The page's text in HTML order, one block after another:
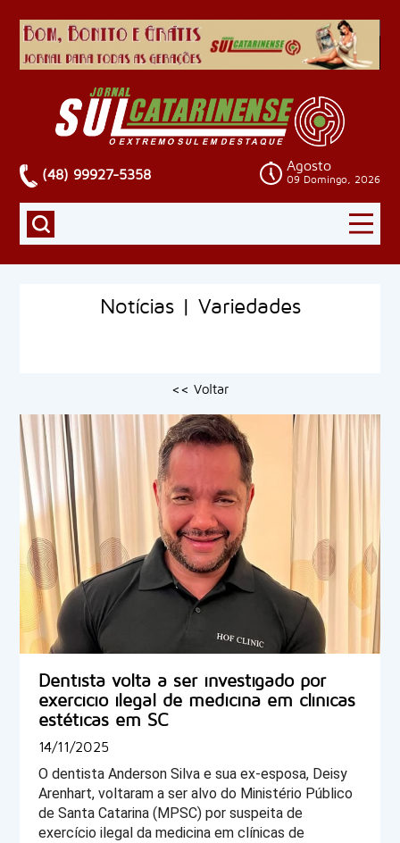
(48) 99927-5358
Agosto
09 Domingo, 2026
Notícias | Variedades
<< Voltar
Dentista volta a ser investigado por
exercício ilegal de medicina em clínicas
estéticas em SC
14/11/2025
O dentista Anderson Silva e sua ex-esposa, Deisy
Arenhart, voltaram a ser alvo do Ministério Público
de Santa Catarina (MPSC) por suspeita de
exercício ilegal da medicina em clínicas de